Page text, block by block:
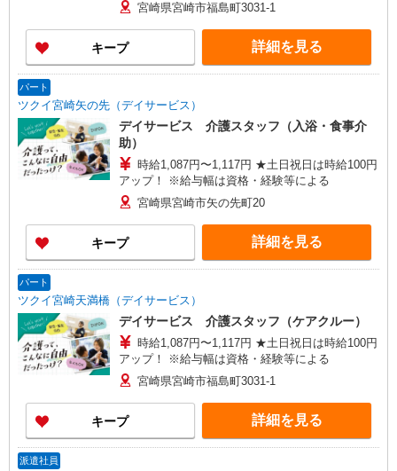
宮崎県宮崎市福島町3031-1
キープ 詳細を見る
パート
ツクイ宮崎矢の先（デイサービス）
デイサービス 介護スタッフ（入浴・食事介
助）
時給1,087円〜1,117円 ★土日祝日は時給100円
アップ！ ※給与幅は資格・経験等による
宮崎県宮崎市矢の先町20
キープ 詳細を見る
パート
ツクイ宮崎天満橋（デイサービス）
デイサービス 介護スタッフ（ケアクルー）
時給1,087円〜1,117円 ★土日祝日は時給100円
アップ！ ※給与幅は資格・経験等による
宮崎県宮崎市福島町3031-1
キープ 詳細を見る
派遣社員